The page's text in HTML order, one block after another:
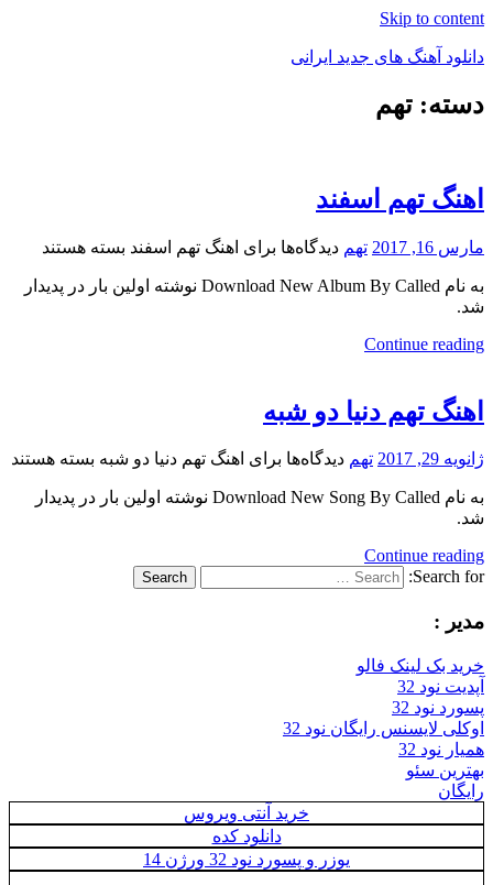
Skip to content
دانلود آهنگ های جدید ایرانی
دانلود
دسته: تهم
اهنگ تهم اسفند
مارس 16, 2017 تهم دیدگاه‌ها برای اهنگ تهم اسفند بسته هستند
به نام Download New Album By Called نوشته اولین بار در پدیدار
شد.
Continue reading
اهنگ تهم دنیا دو شبه
ژانویه 29, 2017 تهم دیدگاه‌ها برای اهنگ تهم دنیا دو شبه بسته هستند
به نام Download New Song By Called نوشته اولین بار در پدیدار
شد.
Continue reading
Search for:
Search
مدیر :
خرید بک لینک فالو
آپدیت نود 32
پسورد نود 32
اوکلی لایسنس رایگان نود 32
همیار نود 32
بهترین سئو
رایگان
خرید آنتی ویروس
دانلود کده
یوزر و پسورد نود 32 ورژن 14